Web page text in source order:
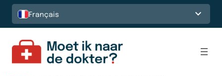
Français